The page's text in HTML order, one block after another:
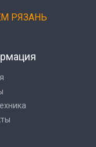
РЯЗАНЬ